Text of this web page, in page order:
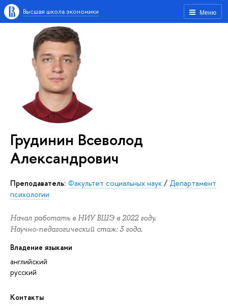
Меню
Высшая школа экономики
Грудинин Всеволод
Александрович
Преподаватель: Факультет социальных наук / Департамент
психологии
Начал работать в НИУ ВШЭ в 2022 году.
Научно-педагогический стаж: 3 года.
Владение языками
английский
русский
Контакты